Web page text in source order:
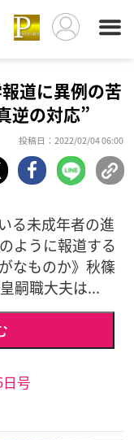
道に異例の苦
逆の対応”
投稿日：2022/02/04 06:00
る未成年者の進
ように報道する
なものか》秋篠
嗣職大夫は...
日号